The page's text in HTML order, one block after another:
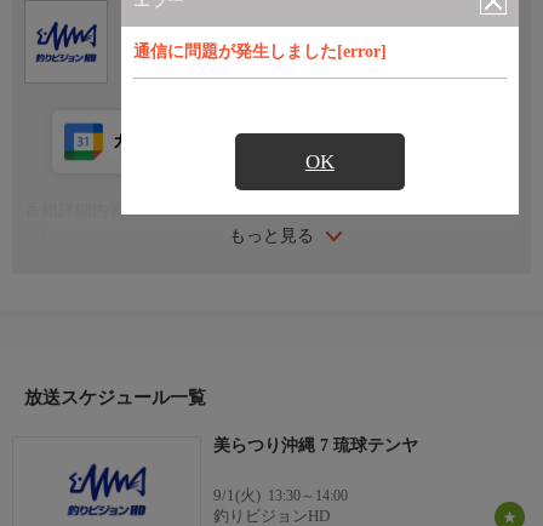
通信に問題が発生しました[error]
OK
もっと見る
カレンダー登録 アプリ視聴
ラエティに富んだ魚たちを狙って五目釣り！
放送スケジュール一覧
美らつり沖縄 7 琉球テンヤ
9/1(火) 13:30～14:00
釣りビジョンHD